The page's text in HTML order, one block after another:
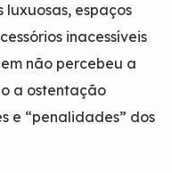
espaços
inacessíveis
não percebeu a
a ostentação
e “penalidades” dos